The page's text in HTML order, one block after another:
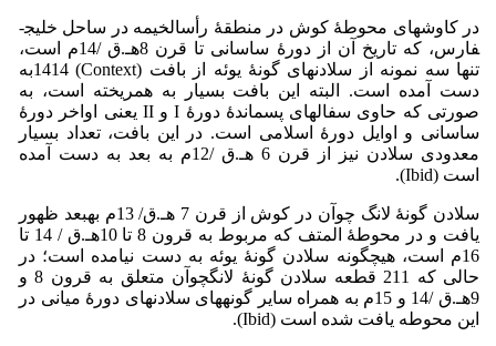
در کاوش­های محوطۀ کوش در منطقۀ رأس­الخیمه در ساحل خلیج­
فارس، که تاریخ آن از دورۀ ساسانی تا قرن 8هـ.ق /14م است،
تنها سه نمونه از سلادن­های گونۀ یوئه از بافت (Context) 1414­به
دست آمده است. البته این بافت بسیار به هم­ریخته است، به
صورتی که حاوی سفال­های پس­ماندۀ دورۀ I ­و II یعنی اواخر دورۀ
ساسانی و اوایل دورۀ اسلامی است. در این بافت، تعداد بسیار
معدودی سلادن نیز از قرن 6 هـ.ق /12­م به بعد به دست آمده
است (Ibid).
سلادن گونۀ لانگ چوآن در کوش از قرن 7 هـ.ق/ 13­م به­بعد ظهور
یافت و در محوطۀ المتف که مربوط به قرون 8 تا 10هـ.ق / 14 تا
16­م است، هیچ­گونه سلادن گونۀ یوئه به دست نیامده است؛ در
حالی که 211 قطعه سلادن گونۀ لانگ­چوآن متعلق به قرون 8 و
9هـ.ق /14 و 15­م به همراه سایر گونه­های سلادن­های دورۀ میانی در
این محوطه یافت شده است (Ibid).